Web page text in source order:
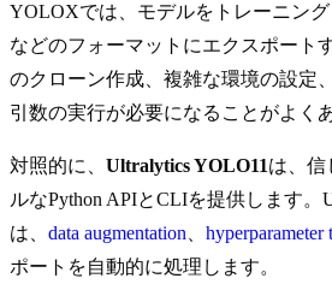
YOLOXでは、モデルをトレーニング
などのフォーマットにエクスポート
のクローン作成、複雑な環境の設定
引数の実行が必要になることがよく
対照的に、 Ultralytics YOLO11は、信
ルなPython APIとCLIを提供します。
は、 data augmentation hyperparameter
ポートを自動的に処理します。